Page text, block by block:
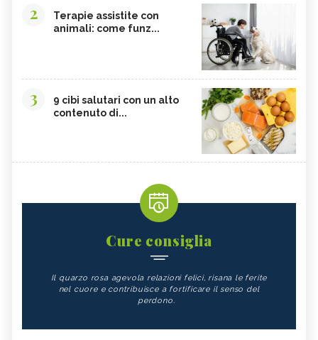
2
Terapie assistite con
animali: come funz...
3
9 cibi salutari con un alto
contenuto di...
Cure consiglia
Il quarzo rosa agevola relazioni felici, risana le ferite
nel cuore e contribuisce a fortificare il senso del
perdono.